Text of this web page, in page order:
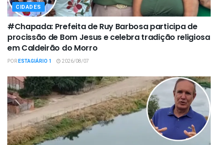
CIDADES
#Chapada: Prefeita de Ruy Barbosa participa de
procissão de Bom Jesus e celebra tradição religiosa
em Caldeirão do Morro
PORESTAGIÁRIO 1 2026/08/07